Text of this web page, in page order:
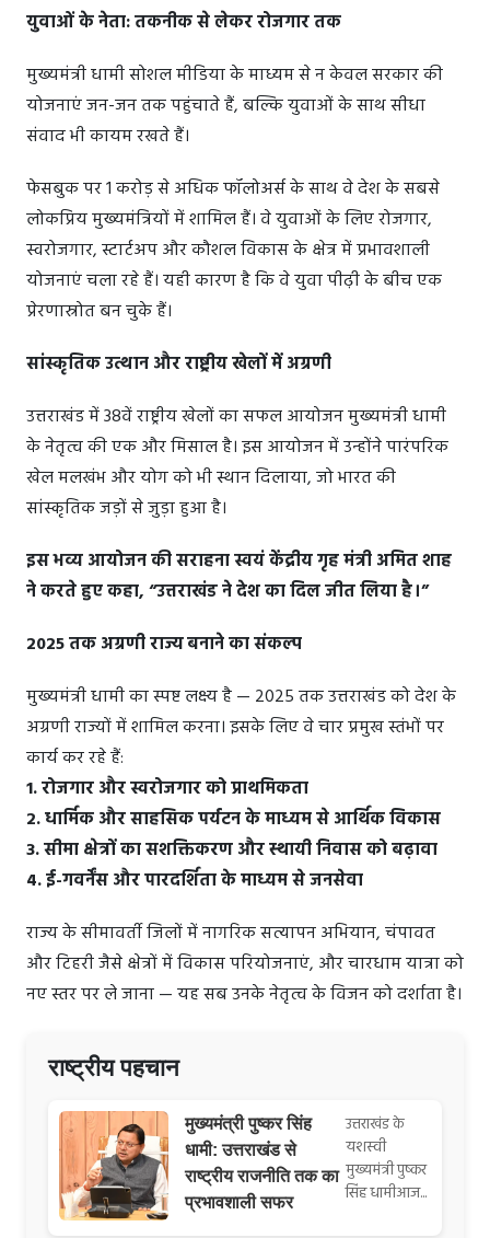
युवाओं के नेता: तकनीक से लेकर रोजगार तक
मुख्यमंत्री धामी सोशल मीडिया के माध्यम से न केवल सरकार की
योजनाएं जन-जन तक पहुंचाते हैं, बल्कि युवाओं के साथ सीधा
संवाद भी कायम रखते हैं।
फेसबुक पर 1 करोड़ से अधिक फॉलोअर्स के साथ वे देश के सबसे
लोकप्रिय मुख्यमंत्रियों में शामिल हैं। वे युवाओं के लिए रोजगार,
स्वरोजगार, स्टार्टअप और कौशल विकास के क्षेत्र में प्रभावशाली
योजनाएं चला रहे हैं। यही कारण है कि वे युवा पीढ़ी के बीच एक
प्रेरणास्रोत बन चुके हैं।
सांस्कृतिक उत्थान और राष्ट्रीय खेलों में अग्रणी
उत्तराखंड में 38वें राष्ट्रीय खेलों का सफल आयोजन मुख्यमंत्री धामी
के नेतृत्व की एक और मिसाल है। इस आयोजन में उन्होंने पारंपरिक
खेल मलखंभ और योग को भी स्थान दिलाया, जो भारत की
सांस्कृतिक जड़ों से जुड़ा हुआ है।
इस भव्य आयोजन की सराहना स्वयं केंद्रीय गृह मंत्री अमित शाह
ने करते हुए कहा, “उत्तराखंड ने देश का दिल जीत लिया है।”
2025 तक अग्रणी राज्य बनाने का संकल्प
मुख्यमंत्री धामी का स्पष्ट लक्ष्य है — 2025 तक उत्तराखंड को देश के
अग्रणी राज्यों में शामिल करना। इसके लिए वे चार प्रमुख स्तंभों पर
कार्य कर रहे हैं:
1. रोजगार और स्वरोजगार को प्राथमिकता
2. धार्मिक और साहसिक पर्यटन के माध्यम से आर्थिक विकास
3. सीमा क्षेत्रों का सशक्तिकरण और स्थायी निवास को बढ़ावा
4. ई-गवर्नेंस और पारदर्शिता के माध्यम से जनसेवा
राज्य के सीमावर्ती जिलों में नागरिक सत्यापन अभियान, चंपावत
और टिहरी जैसे क्षेत्रों में विकास परियोजनाएं, और चारधाम यात्रा को
नए स्तर पर ले जाना — यह सब उनके नेतृत्व के विजन को दर्शाता है।
राष्ट्रीय पहचान
मुख्यमंत्री पुष्कर सिंह
धामी: उत्तराखंड से
राष्ट्रीय राजनीति तक का
प्रभावशाली सफर
उत्तराखंड के
यशस्वी
मुख्यमंत्री पुष्कर
सिंह धामीआज...